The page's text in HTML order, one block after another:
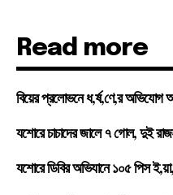
Read more
বিয়ের প্রলোভনে ধ,র্ষ,ণে,র অভিযোগ
যশোরে চাচাদের জালে ৭ গোল, দুই
যশোরে ডিবির অভিযানে ১০৫ পিস